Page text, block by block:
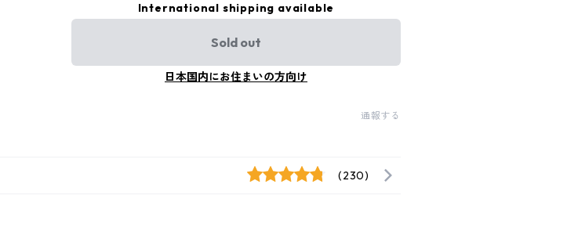
International shipping available
Sold out
日本国内にお住まいの方向け
通報する
(230)